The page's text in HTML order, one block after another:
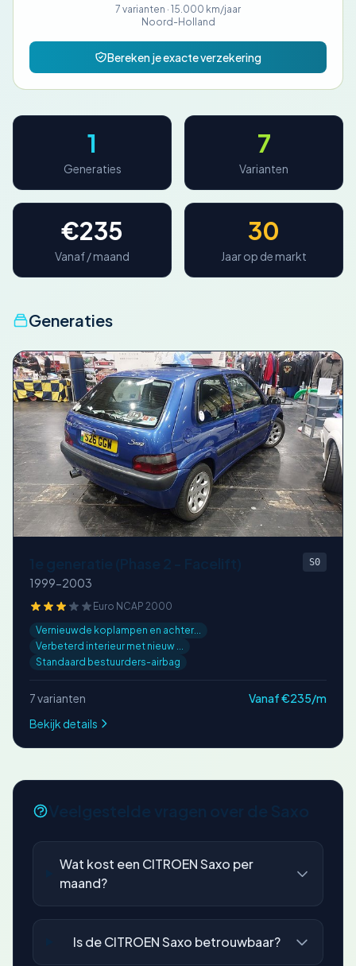
7 varianten · 15.000 km/jaar
Noord-Holland
Bereken je exacte verzekering
1
Generaties
7
Varianten
€235
Vanaf / maand
30
Jaar op de markt
Generaties
1999-2003
S0
Euro NCAP 2000
Vernieuwde koplampen en achter...
Verbeterd interieur met nieuw ...
Standaard bestuurders-airbag
7 varianten
Vanaf €235/m
Bekijk details
Wat kost een CITROEN Saxo per
maand?
Is de CITROEN Saxo betrouwbaar?